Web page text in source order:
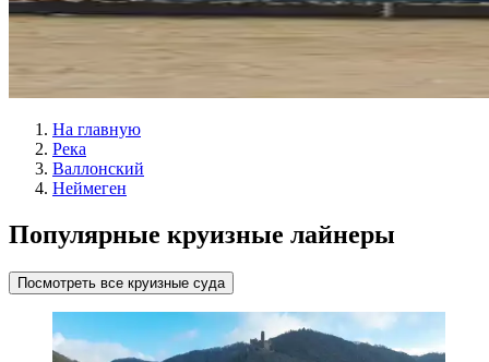
На главную
Река
Валлонский
Неймеген
Популярные круизные лайнеры
Посмотреть все круизные суда